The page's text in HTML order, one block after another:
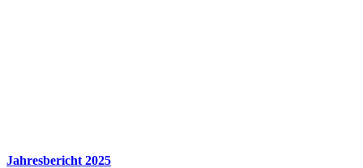
Jahresbericht 2025